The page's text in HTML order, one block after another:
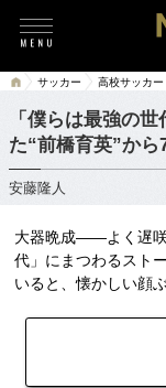
サッカー 高校サッカー
「僕らは最強の
た“前橋育英”から
安藤隆人
大器晩成――よく遅咲
代」にまつわるスト
いると、懐かしい顔ぶ